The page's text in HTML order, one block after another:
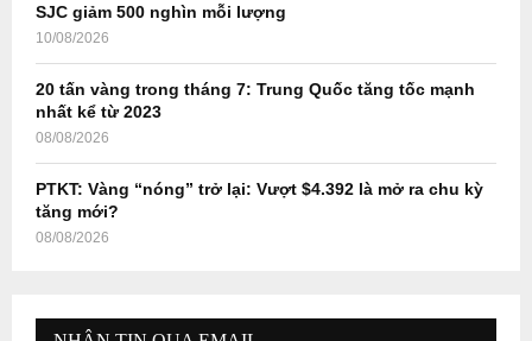
SJC giảm 500 nghìn mỗi lượng
10/08/2026
20 tấn vàng trong tháng 7: Trung Quốc tăng tốc mạnh
nhất kể từ 2023
08/08/2026
PTKT: Vàng “nóng” trở lại: Vượt $4.392 là mở ra chu kỳ
tăng mới?
08/08/2026